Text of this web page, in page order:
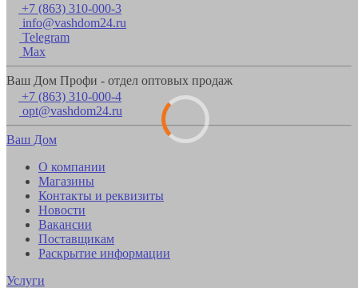
+7 (863) 310-000-3
info@vashdom24.ru
Telegram
Max
Ваш Дом Профи - отдел оптовых продаж
+7 (863) 310-000-4
opt@vashdom24.ru
Ваш Дом
О компании
Магазины
Контакты и реквизиты
Новости
Вакансии
Поставщикам
Раскрытие информации
Услуги